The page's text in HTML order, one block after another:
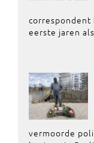
correspondent
eerste jaren
vermoorde